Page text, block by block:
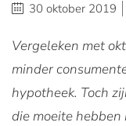
30 oktober 2019
Vergeleken met
minder
hypotheek. Toch
die moeite hebben